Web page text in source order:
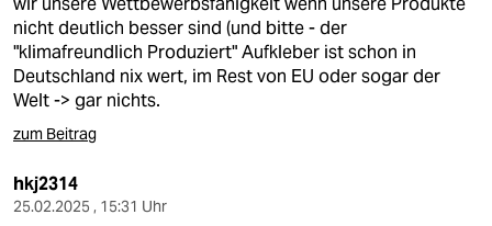
nicht deutlich besser sind (und bitte - der
"klimafreundlich Produziert" Aufkleber ist schon in
Deutschland nix wert, im Rest von EU oder sogar der
Welt -> gar nichts.
zum Beitrag
hkj2314
25.02.2025 , 15:31 Uhr